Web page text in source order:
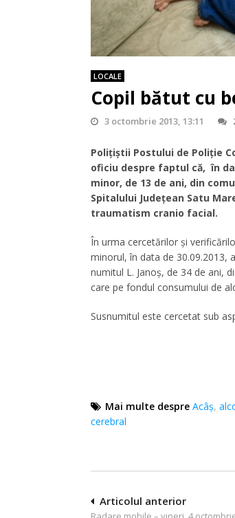
LOCALE
Copil bătut cu
3 octombrie 2013, 13:11
Polițiștii Postului de Poliție
oficiu despre faptul că, în
minor, de 13 de ani, din
Spitalului Județean Satu
traumatism cranio facial.
În urma cercetărilor și
minorul, în data de 30.09.2013,
numitul L. Janoș, de 34 de ani,
care pe fondul consumului de
Susnumitul este cercetat sub
Mai multe despre Acâş,
cerebral
Navigare
Articolul anterior